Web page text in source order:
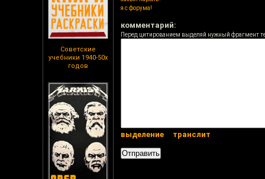
Советские
учебники 1940-50х
годов
я с форума!
комментарий:
Перед цитированием выделяй нужный фрагмент
выделение транслит